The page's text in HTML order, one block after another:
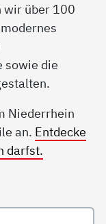
wir über 100
sowie die
Niederrhein
an. Entdecke
darfst.